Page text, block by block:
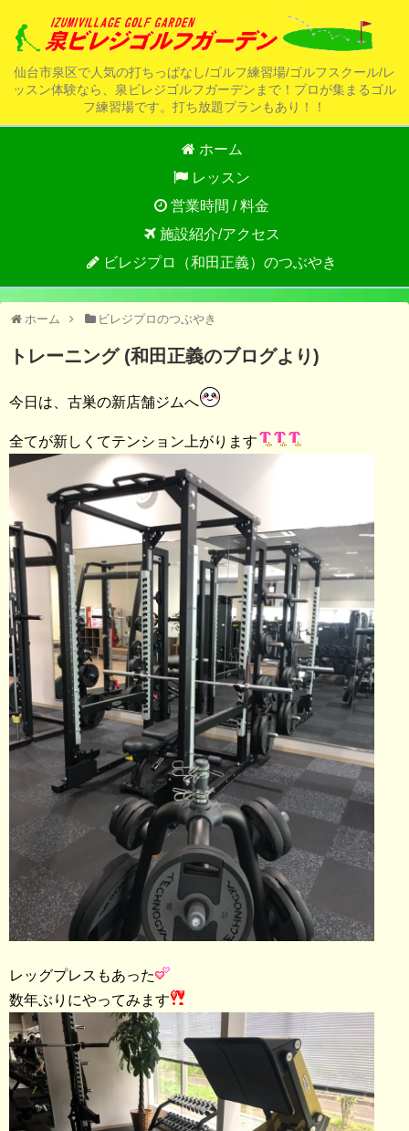
仙台市泉区で人気の打ちっぱなし/ゴルフ練習場/ゴルフスクール/レ
ッスン体験なら、泉ビレジゴルフガーデンまで！プロが集まるゴル
フ練習場です。打ち放題プランもあり！！
ホーム
レッスン
営業時間 / 料金
施設紹介/アクセス
ビレジプロ（和田正義）のつぶやき
ホーム ビレジプロのつぶやき
トレーニング (和田正義のブログより)
今日は、古巣の新店舗ジムへ
全てが新しくてテンション上がります
レッグプレスもあった
数年ぶりにやってみます